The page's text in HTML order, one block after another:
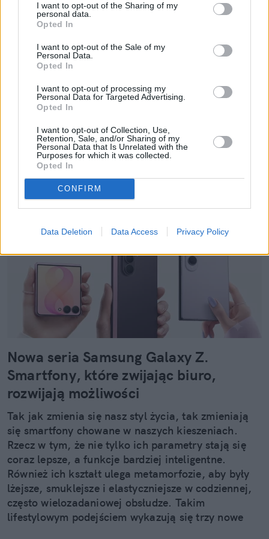
I want to opt-out of the Sharing of my
personal data.
Opted In
I want to opt-out of the Sale of my
Personal Data.
Opted In
I want to opt-out of processing my
Personal Data for Targeted Advertising.
Opted In
I want to opt-out of Collection, Use,
Retention, Sale, and/or Sharing of my
Personal Data that Is Unrelated with the
Purposes for which it was collected.
Opted In
CONFIRM
Data Deletion Data Access Privacy Policy
Obserwuj
Redaktor prowadzący naTemat.pl
jakub.noch@natemat.pl
Czytaj więcej
Nowa seria Samsung Galaxy Z.
Smartfony, które zwijając biuro,
rozwijają możliwości
Tak jak zmienia się nasz styl życia, tak zmieniają
się smartfony chowane w naszych kieszeniach.
Rzecz w tym, że nie tylko ich parametry stają się
coraz lepsze, a funkcje bardziej inteligentne.
Również ich kształt ulega metamorfozie, aby były
lżejsze, smuklejsze i elastyczniejsze w codziennej,
często wielozadaniowej obsłudze. Takim
lifestylowym podejściem wykazują się trzy nowe